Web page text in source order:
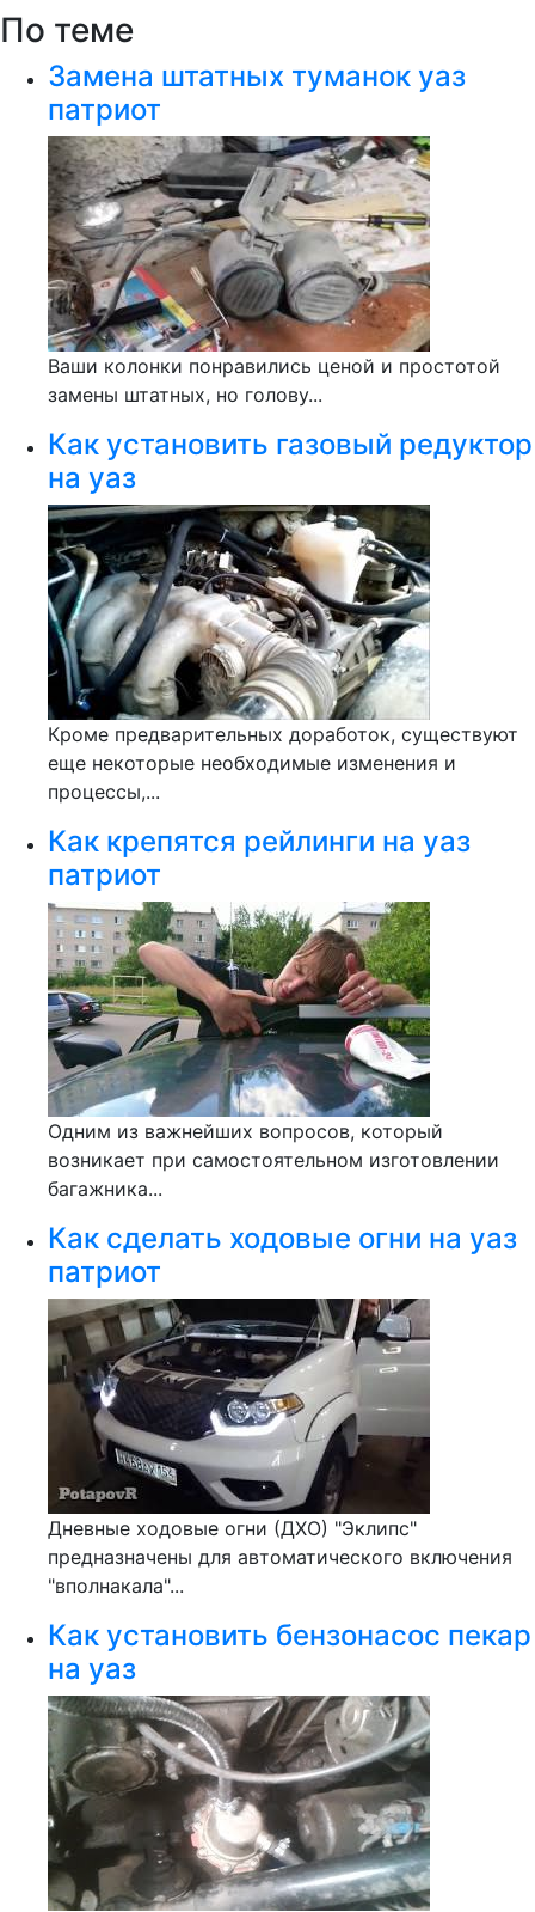
По теме
Замена штатных туманок уаз
патриот
Ваши колонки понравились ценой и простотой
замены штатных, но голову...
Как установить газовый редуктор
на уаз
Кроме предварительных доработок, существуют
еще некоторые необходимые изменения и
процессы,...
Как крепятся рейлинги на уаз
патриот
Одним из важнейших вопросов, который
возникает при самостоятельном изготовлении
багажника...
Как сделать ходовые огни на уаз
патриот
Дневные ходовые огни (ДХО) "Эклипс"
предназначены для автоматического включения
"вполнакала"...
Как установить бензонасос пекар
на уаз